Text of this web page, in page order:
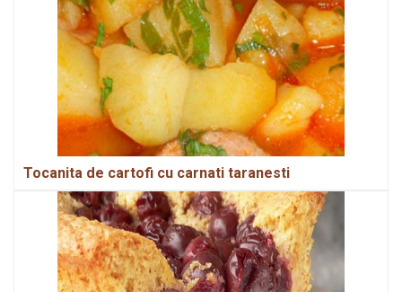
Tocanita de cartofi cu carnati taranesti